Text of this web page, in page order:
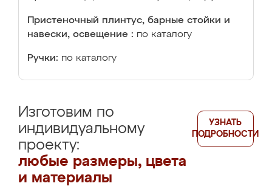
Пристеночный плинтус, барные стойки и
навески, освещение : по каталогу
Ручки: по каталогу
Изготовим по
индивидуальному
проекту:
любые размеры, цвета
и материалы
УЗНАТЬ
ПОДРОБНОСТИ